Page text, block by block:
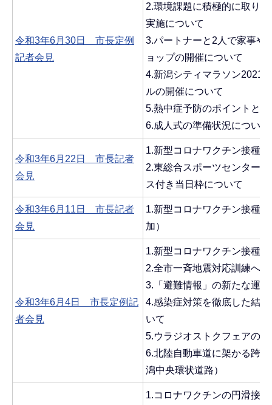
令和3年6月30日 市長定例
記者会見
2.環境課題に積極的に取り
実施について
3.パートナーと2人で家事や
ョップの開催について
4.新潟シティマラソン2021
ルの開催について
5.熱中症予防のポイントと
6.成人式の準備状況について
令和3年6月22日 市長記者
会見
1.新型コロナワクチン接種
2.東総合スポーツセンター
ス付き当日枠について
令和3年6月11日 市長記者
会見
1.新型コロナワクチン接種
加）
令和3年6月4日 市長定例記
者会見
1.新型コロナワクチン接種
2.全市一斉地震対応訓練へ
3.「避難情報」の新たな運
4.感染症対策を徹底した結
いて
5.ウラジオストクフェアの
6.北陸自動車道に架かる跨
潟中央環状道路）
1.コロナワクチンの円滑接